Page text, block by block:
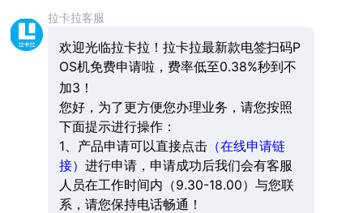
拉卡拉客服
欢迎光临拉卡拉！拉卡拉最新款电签扫码P
OS机免费申请啦，费率低至0.38%秒到不
加3！
您好，为了更方便您办理业务，请您按照
下面提示进行操作：
1、产品申请可以直接点击（在线申请链
接） 进行申请，申请成功后我们会有客服
人员在工作时间内（9.30-18.00）与您联
系，请您保持电话畅通！